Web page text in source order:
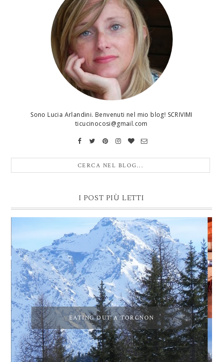
Sono Lucia Arlandini. Benvenuti nel mio blog! SCRIVIMI
ticucinocosi@gmail.com
I POST PIÙ LETTI
EATING OUT A TORGNON